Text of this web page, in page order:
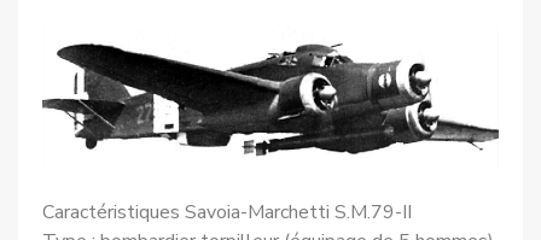
Caractéristiques Savoia-Marchetti S.M.79-II